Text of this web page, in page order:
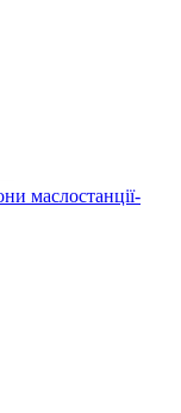
маслостанції-